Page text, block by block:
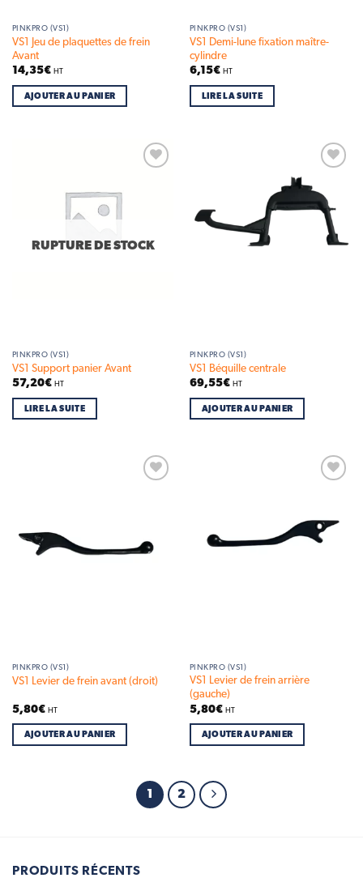
PINKPRO (VS1)
VS1 Jeu de plaquettes de frein
Avant
14,35€ HT
AJOUTER AU PANIER
PINKPRO (VS1)
VS1 Demi-lune fixation maître-
cylindre
6,15€ HT
LIRE LA SUITE
RUPTURE DE STOCK
PINKPRO (VS1)
VS1 Support panier Avant
57,20€ HT
LIRE LA SUITE
wishlist
PINKPRO (VS1)
VS1 Béquille centrale
69,55€ HT
AJOUTER AU PANIER
PINKPRO (VS1)
VS1 Levier de frein avant (droit)
5,80€ HT
AJOUTER AU PANIER
PINKPRO (VS1)
VS1 Levier de frein arrière
(gauche)
5,80€ HT
AJOUTER AU PANIER
1 2
PRODUITS RÉCENTS